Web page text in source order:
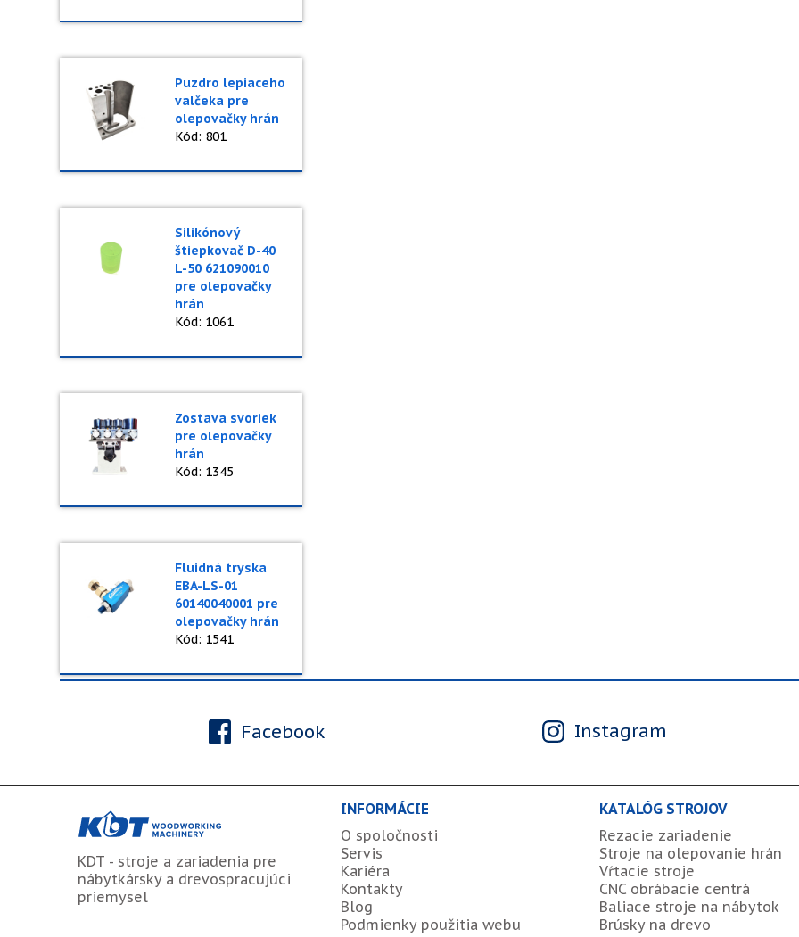
Puzdro lepiaceho
valčeka pre
olepovačky hrán
Kód: 801
Silikónový
štiepkovač D-40
L-50 621090010
pre olepovačky
hrán
Kód: 1061
Zostava svoriek
pre olepovačky
hrán
Kód: 1345
Fluidná tryska
EBA-LS-01
60140040001 pre
olepovačky hrán
Kód: 1541
Facebook Instagram
KDT - stroje a zariadenia pre
nábytkársky a drevospracujúci
priemysel
INFORMÁCIE
O spoločnosti
Servis
Kariéra
Kontakty
Blog
Podmienky použitia webu
KATALÓG STROJOV
Rezacie zariadenie
Stroje na olepovanie hrán
Vŕtacie stroje
CNC obrábacie centrá
Baliace stroje na nábytok
Brúsky na drevo